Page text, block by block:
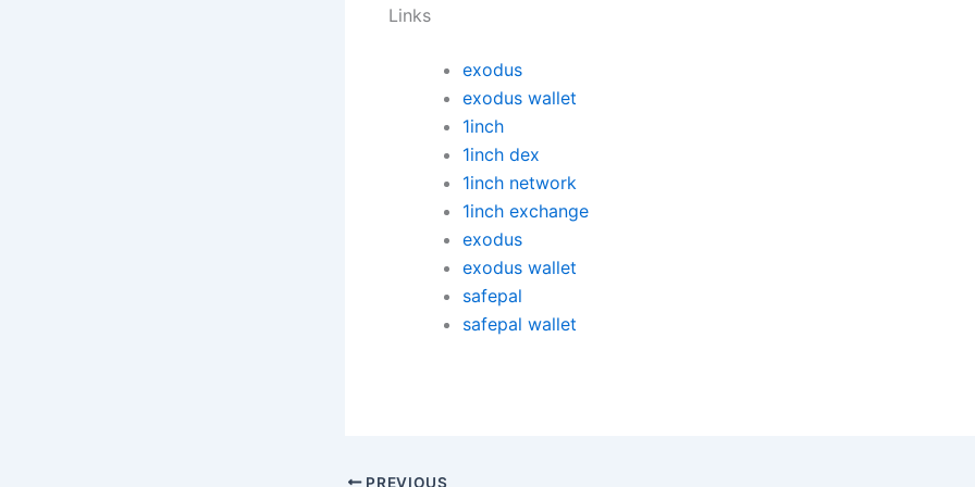
Links
exodus
exodus wallet
1inch
1inch dex
1inch network
1inch exchange
exodus
exodus wallet
safepal
safepal wallet
PREVIOUS